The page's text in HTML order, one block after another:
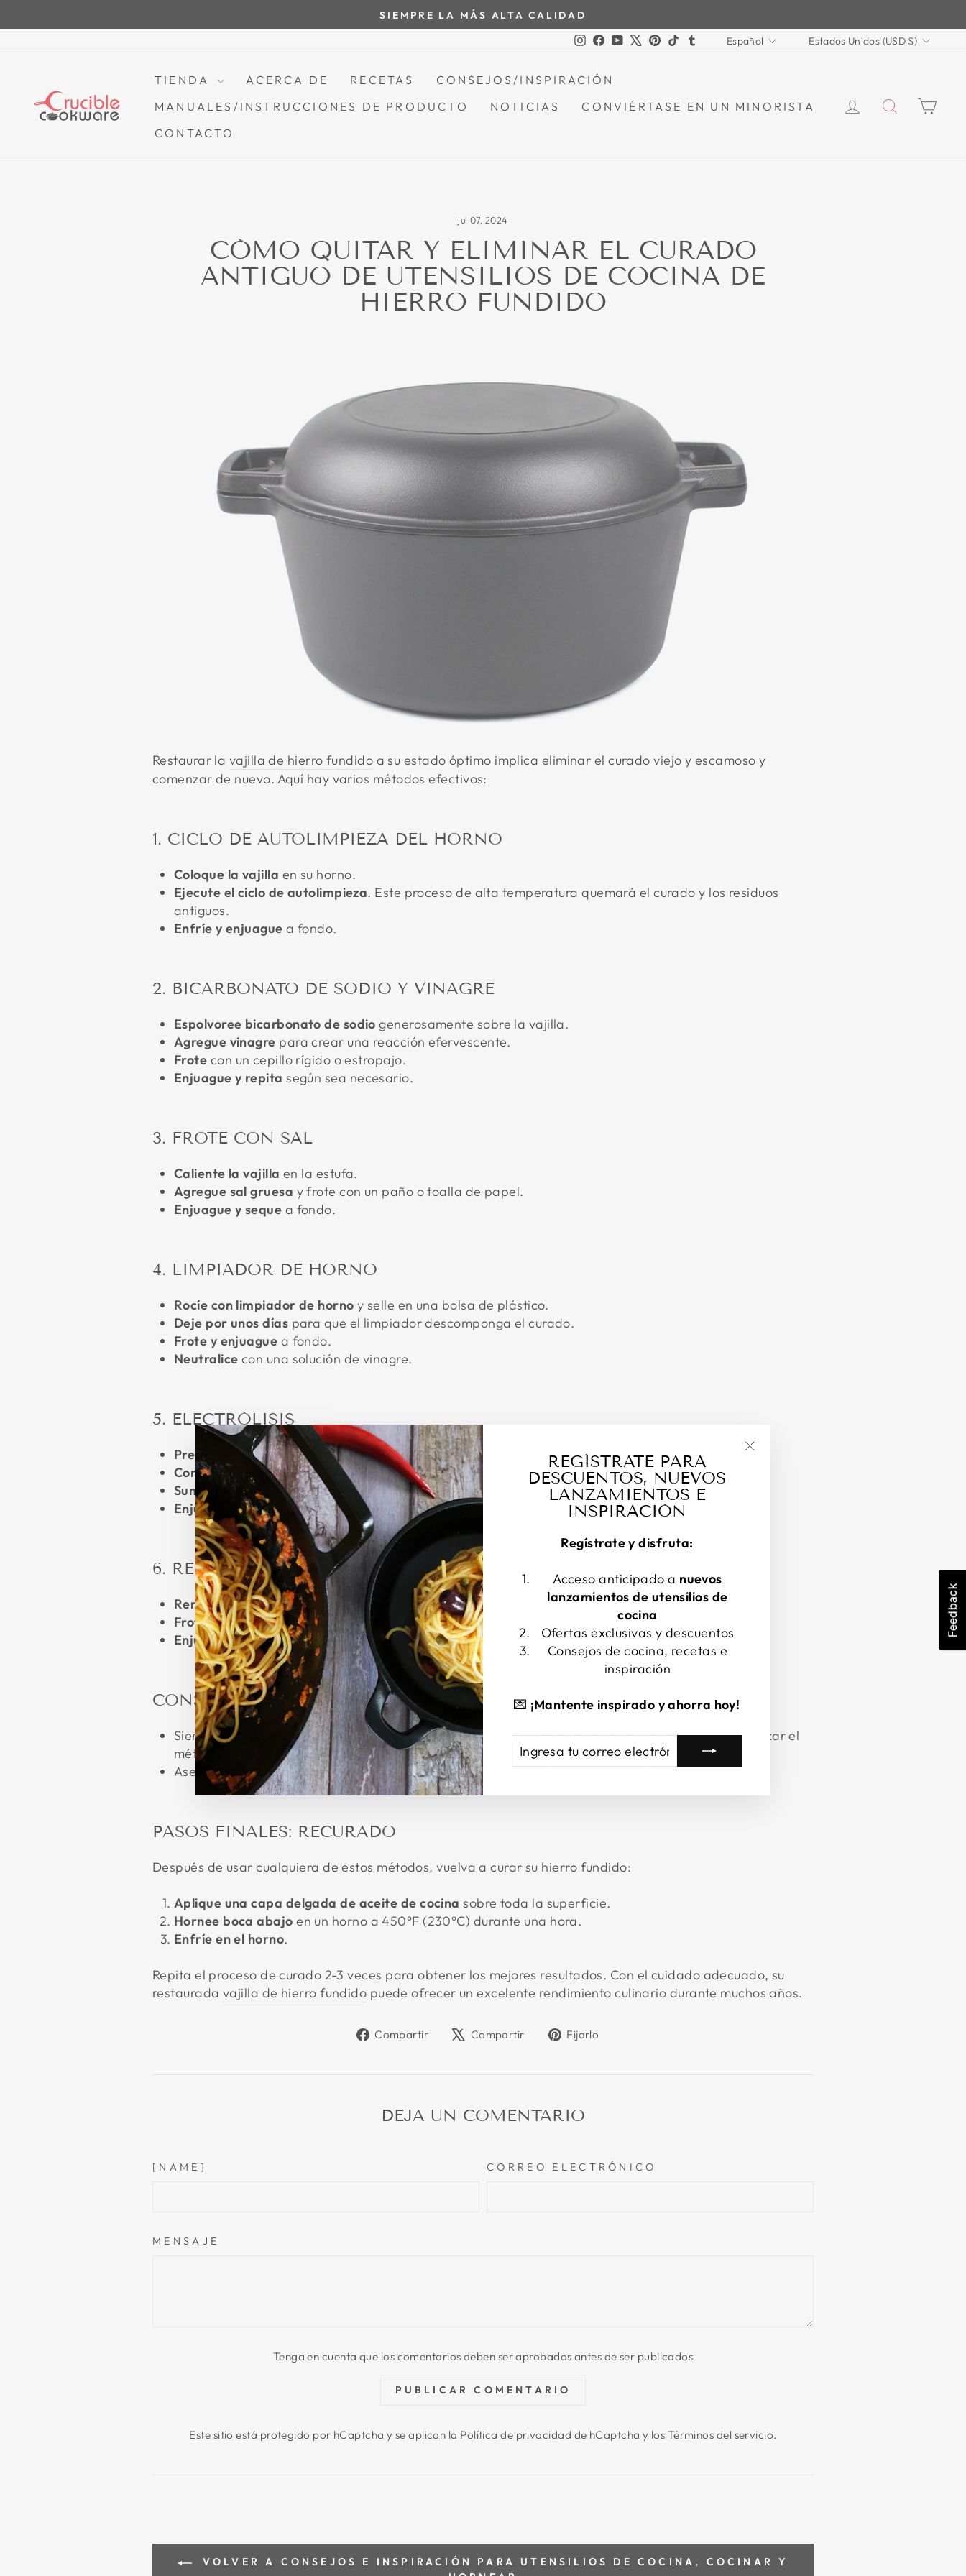
al
Pausar
diapositivas
SIEMPRE LA MÁS ALTA CALIDAD
Instagram
Facebook
YouTube
X Pinterest
TikTokTumblrIDIOMA
Español MONEDA
Estados Unidos (USD $)
TIENDA ACERCA DE RECETAS
CONSEJOS/INSPIRACIÓN
MANUALES/INSTRUCCIONES DE PRODUCTO
NOTICIAS
CONVIÉRTASE EN UN MINORISTA
CONTACTO
INICIARBUSCAR
jul 07, 2024
CÓMO QUITAR Y ELIMINAR EL CURADO
ANTIGUO DE UTENSILIOS DE COCINA DE
HIERRO FUNDIDO
Restaurar la vajilla de hierro fundido a su estado óptimo implica eliminar el curado viejo y escamoso y
comenzar de nuevo. Aquí hay varios métodos efectivos:
1. CICLO DE AUTOLIMPIEZA DEL HORNO
Coloque la vajilla en su horno.
Ejecute el ciclo de autolimpieza. Este proceso de alta temperatura quemará el curado y los residuos
antiguos.
Enfríe y enjuague a fondo.
2. BICARBONATO DE SODIO Y VINAGRE
Espolvoree bicarbonato de sodio generosamente sobre la vajilla.
Agregue vinagre para crear una reacción efervescente.
Frote con un cepillo rígido o estropajo.
Enjuague y repita según sea necesario.
3. FROTE CON SAL
Caliente la vajilla en la estufa.
Agregue sal gruesa y frote con un paño o toalla de papel.
Enjuague y seque a fondo.
4. LIMPIADOR DE HORNO
Rocíe con limpiador de horno y selle en una bolsa de plástico.
Deje por unos días para que el limpiador descomponga el curado.
Frote y enjuague a fondo.
Neutralice con una solución de vinagre.
5. ELECTRÓLISIS
Prepare un recipiente con una solución electrolítica (agua y carbonato de sodio).
Conecte los electrodos: positivo a un metal sacrificial, negativo al hierro fundido.
Sumérjalo y active: deje que el proceso funcione durante varias horas.
Enjuague y vuelva a curar.
6. REMOJO EN VINAGRE
Remoje en una solución 50/50
de agua y vinagre blanco hasta por una hora.
Frote con lana de acero
para eliminar el curado suelto.
Enjuague y sequea fondo.
CONSEJOS DE SEGURIDAD
Siempre use equipo de protección(guantes, protección ocular) al manejar químicos fuertes o realizar el
método de electrólisis.
Asegure buena ventilaciónal usar limpiador de horno o ejecutar el ciclo de autolimpieza.
PASOS FINALES: RECURADO
Después de usar cualquiera de estos métodos, vuelva a curar su hierro fundido:
Aplique una capa delgada de aceite de cocina sobre toda la superficie.
Hornee boca abajo en un horno a 450°F (230°C) durante una hora.
Enfríe en el horno.
Repita el proceso de curado 2-3 veces para obtener los mejores resultados. Con el cuidado adecuado, su
restaurada vajilla de hierro fundido puede ofrecer un excelente rendimiento culinario durante muchos años.
Compartir
Compartir
Compartir
TweetFijarlo
DEJA UN COMENTARIO
[NAME] CORREO ELECTRÓNICO
MENSAJE
Tenga en cuenta que los comentarios deben ser aprobados antes de ser publicados
PUBLICAR COMENTARIO
Este sitio está protegido por hCaptcha y se aplican la Política de privacidad de hCaptcha y los Términos del servicio.
VOLVER A CONSEJOS E INSPIRACIÓN PARA UTENSILIOS DE COCINA, COCINAR Y
REGÍSTRATE PARA
DESCUENTOS, NUEVOS
LANZAMIENTOS E
INSPIRACIÓN
Regístrate y disfruta:
Acceso anticipado a nuevos
lanzamientos de utensilios de
cocina
Ofertas exclusivas y descuentos
Consejos de cocina, recetas e
inspiración
💌 ¡Mantente inspirado y ahorra hoy!
TU
CORREO
Feedback